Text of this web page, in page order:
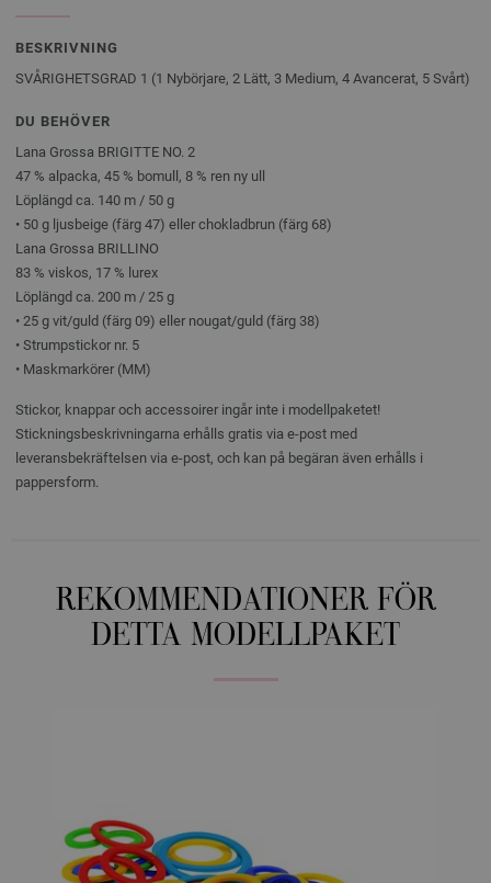
BESKRIVNING
SVÅRIGHETSGRAD 1 (1 Nybörjare, 2 Lätt, 3 Medium, 4 Avancerat, 5 Svårt)
DU BEHÖVER
Lana Grossa BRIGITTE NO. 2
47 % alpacka, 45 % bomull, 8 % ren ny ull
Löplängd ca. 140 m / 50 g
• 50 g ljusbeige (färg 47) eller chokladbrun (färg 68)
Lana Grossa BRILLINO
83 % viskos, 17 % lurex
Löplängd ca. 200 m / 25 g
• 25 g vit/guld (färg 09) eller nougat/guld (färg 38)
• Strumpstickor nr. 5
• Maskmarkörer (MM)
Stickor, knappar och accessoirer ingår inte i modellpaketet!
Stickningsbeskrivningarna erhålls gratis via e-post med
leveransbekräftelsen via e-post, och kan på begäran även erhålls i
pappersform.
REKOMMENDATIONER FÖR
DETTA MODELLPAKET